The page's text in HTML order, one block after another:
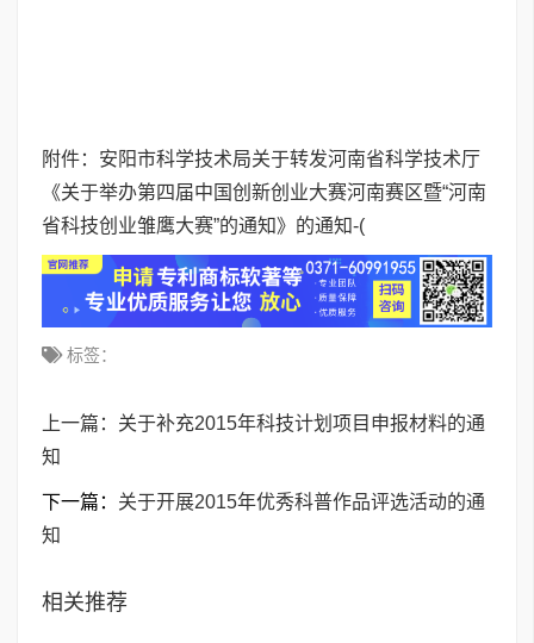
附件：安阳市科学技术局关于转发河南省科学技术厅
《关于举办第四届中国创新创业大赛河南赛区暨“河南
省科技创业雏鹰大赛”的通知》的通知-(
标签：
上一篇： 关于补充2015年科技计划项目申报材料的通
知
下一篇： 关于开展2015年优秀科普作品评选活动的通
知
相关推荐